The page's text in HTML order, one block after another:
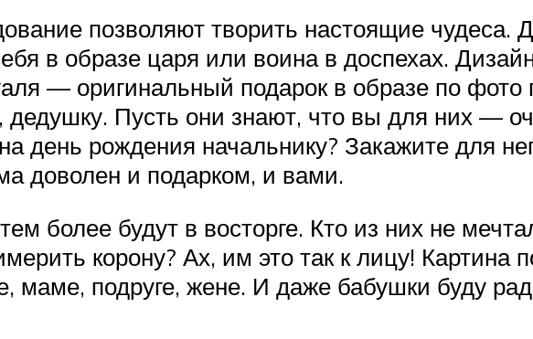
позволяют творить настоящие
в образе царя или воина в доспехах.
— оригинальный подарок в образе по
дедушку. Пусть они знают, что вы для них —
день рождения начальнику? Закажите для
доволен и подарком, и вами.
более будут в восторге. Кто из них не
корону? Ах, им это так к лицу!
маме, подруге, жене. И даже бабушки буду